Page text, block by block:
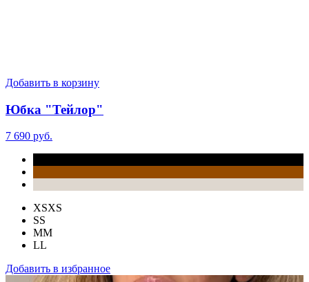
Добавить в корзину
Юбка "Тейлор"
7 690 руб.
XSXS
SS
MM
LL
Добавить в избранное